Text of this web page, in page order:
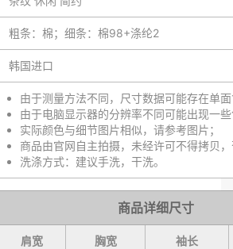
粗条：棉；细条：棉98+涤纶2
韩国进口
由于测量方法不同，尺寸数据可能存在单
由于电脑显示器的分辨率不同可能出现一
实际颜色与细节图片相似，请参考图片；
商品由官网自主拍摄，未经许可不得拷贝
洗涤方式：建议手洗，干洗。
商品详细尺寸
肩宽 胸宽 袖长